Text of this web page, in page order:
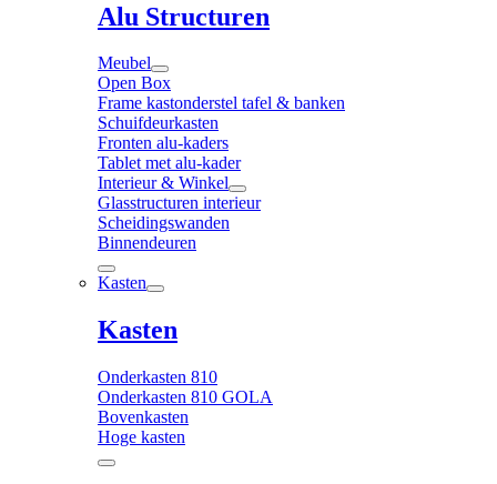
Alu Structuren
Meubel
Open Box
Frame kastonderstel tafel & banken
Schuifdeurkasten
Fronten alu-kaders
Tablet met alu-kader
Interieur & Winkel
Glasstructuren interieur
Scheidingswanden
Binnendeuren
Kasten
Kasten
Onderkasten 810
Onderkasten 810 GOLA
Bovenkasten
Hoge kasten